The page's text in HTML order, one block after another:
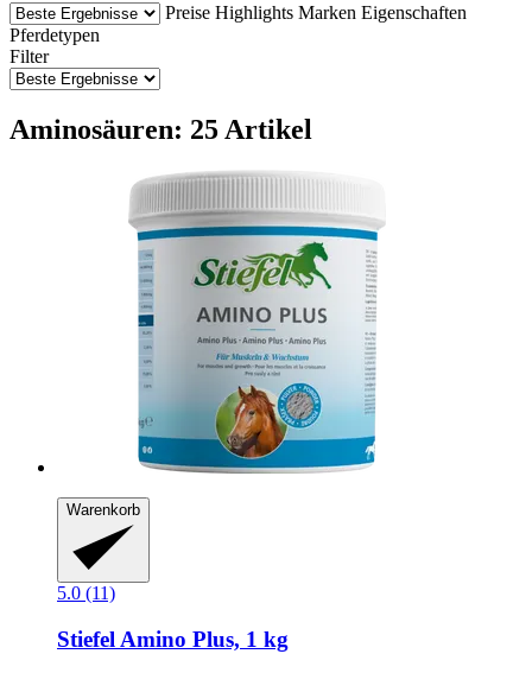
Preise Highlights Marken Eigenschaften
Pferdetypen
Filter
Aminosäuren: 25 Artikel
Warenkorb
5.0 (11)
Stiefel Amino Plus, 1 kg